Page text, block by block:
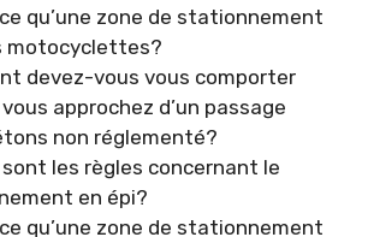
qu’une zone de stationnement
motocyclettes?
devez-vous vous comporter
approchez d’un passage
non réglementé?
sont les règles concernant le
en épi?
qu’une zone de stationnement